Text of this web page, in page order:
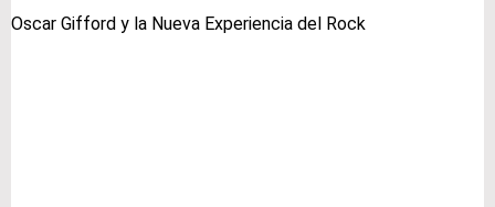
Oscar Gifford y la Nueva Experiencia del Rock